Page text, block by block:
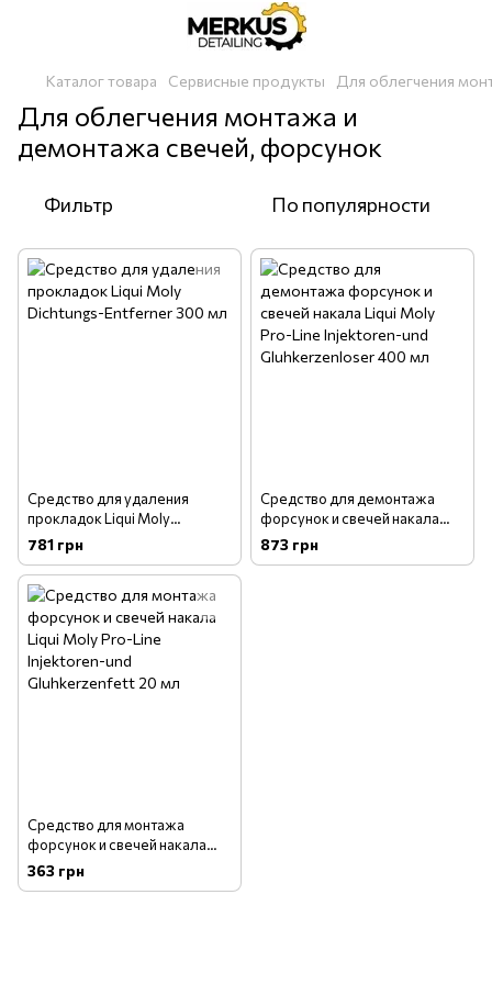
Каталог товара Сервисные продукты Для облегчения
Для облегчения монтажа и
демонтажа свечей, форсунок
Фильтр По популярности
Средство для удаления
прокладок Liqui Moly
Dichtungs-Entferner 300 мл
781 грн
Средство для демонтажа
форсунок и свечей накала
Liqui Moly Pro-Line Injektoren-
und Gluhkerzenloser 400 мл
873 грн
Средство для монтажа
форсунок и свечей накала
Liqui Moly Pro-Line Injektoren-
und Gluhkerzenfett 20 мл
363 грн